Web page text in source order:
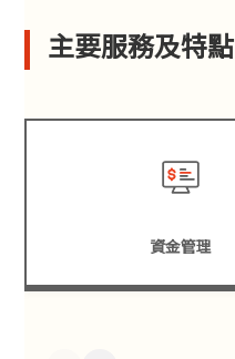
主要服務及特點
資金管理